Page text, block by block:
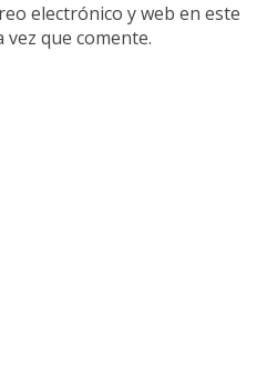
electrónico y web en este
que comente.